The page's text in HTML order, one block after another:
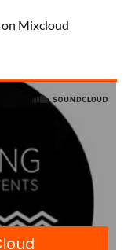
on Mixcloud